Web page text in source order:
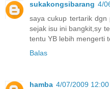
sukakongsibarang 4/
saya cukup tertarik dgn
sejak isu ini bangkit,sy
tentu YB lebih mengerti
Balas
hamba 4/07/2009 12:00